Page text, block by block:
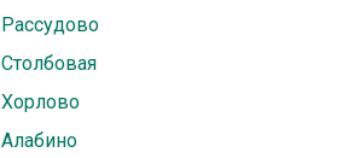
Рассудово
Столбовая
Хорлово
Алабино